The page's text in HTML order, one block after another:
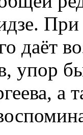
При
даёт
упор
а